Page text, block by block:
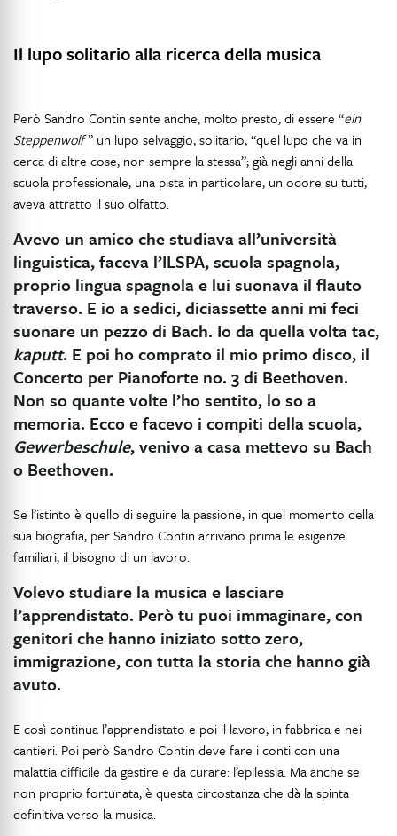
Il lupo solitario alla ricerca della musica
Però Sandro Contin sente anche, molto presto, di essere “ein
Steppenwolf” un lupo selvaggio, solitario, “quel lupo che va in
cerca di altre cose, non sempre la stessa”; già negli anni della
scuola professionale, una pista in particolare, un odore su tutti,
aveva attratto il suo olfatto.
Avevo un amico che studiava all’università
linguistica, faceva l’ILSPA, scuola spagnola,
proprio lingua spagnola e lui suonava il flauto
traverso. E io a sedici, diciassette anni mi feci
suonare un pezzo di Bach. Io da quella volta tac,
kaputt. E poi ho comprato il mio primo disco, il
Concerto per Pianoforte no. 3 di Beethoven.
Non so quante volte l’ho sentito, lo so a
memoria. Ecco e facevo i compiti della scuola,
Gewerbeschule, venivo a casa mettevo su Bach
o Beethoven.
Se l’istinto è quello di seguire la passione, in quel momento della
sua biografia, per Sandro Contin arrivano prima le esigenze
familiari, il bisogno di un lavoro.
Volevo studiare la musica e lasciare
l’apprendistato. Però tu puoi immaginare, con
genitori che hanno iniziato sotto zero,
immigrazione, con tutta la storia che hanno già
avuto.
E così continua l’apprendistato e poi il lavoro, in fabbrica e nei
cantieri. Poi però Sandro Contin deve fare i conti con una
malattia difficile da gestire e da curare: l’epilessia. Ma anche se
non proprio fortunata, è questa circostanza che dà la spinta
definitiva verso la musica.